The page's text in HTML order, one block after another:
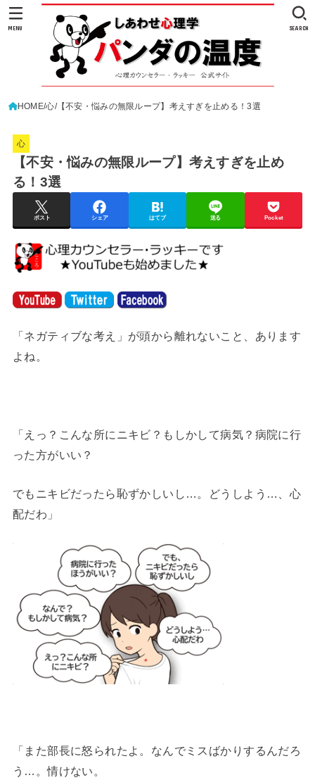
SEARCH
MENU
HOME 心 【不安・悩みの無限ループ】考えすぎを止める！3選
心
【不安・悩みの無限ループ】考えすぎを止め
る！3選
ポスト シェア はてブ 送る Pocket
「ネガティブな考え」が頭から離れないこと、あります
よね。
「えっ？こんな所にニキビ？もしかして病気？病院に行
った方がいい？
でもニキビだったら恥ずかしいし…。どうしよう…、心
配だわ」
「また部長に怒られたよ。なんでミスばかりするんだろ
う…。情けない。